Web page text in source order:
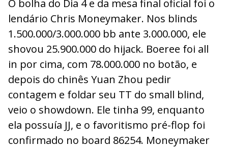
O bolha do Dia 4 e da mesa final oficial foi o
lendário Chris Moneymaker. Nos blinds
1.500.000/3.000.000 bb ante 3.000.000, ele
shovou 25.900.000 do hijack. Boeree foi all
in por cima, com 78.000.000 no botão, e
depois do chinês Yuan Zhou pedir
contagem e foldar seu TT do small blind,
veio o showdown. Ele tinha 99, enquanto
ela possuía JJ, e o favoritismo pré-flop foi
confirmado no board 86254. Moneymaker